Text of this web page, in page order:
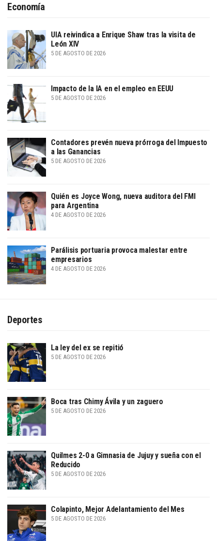
Economía
UIA reivindica a Enrique Shaw tras la visita de
León XIV
5 DE AGOSTO DE 2026
Impacto de la IA en el empleo en EEUU
5 DE AGOSTO DE 2026
Contadores prevén nueva prórroga del Impuesto
a las Ganancias
5 DE AGOSTO DE 2026
Quién es Joyce Wong, nueva auditora del FMI
para Argentina
4 DE AGOSTO DE 2026
Parálisis portuaria provoca malestar entre
empresarios
4 DE AGOSTO DE 2026
Deportes
La ley del ex se repitió
5 DE AGOSTO DE 2026
Boca tras Chimy Ávila y un zaguero
5 DE AGOSTO DE 2026
Quilmes 2-0 a Gimnasia de Jujuy y sueña con el
Reducido
5 DE AGOSTO DE 2026
Colapinto, Mejor Adelantamiento del Mes
5 DE AGOSTO DE 2026